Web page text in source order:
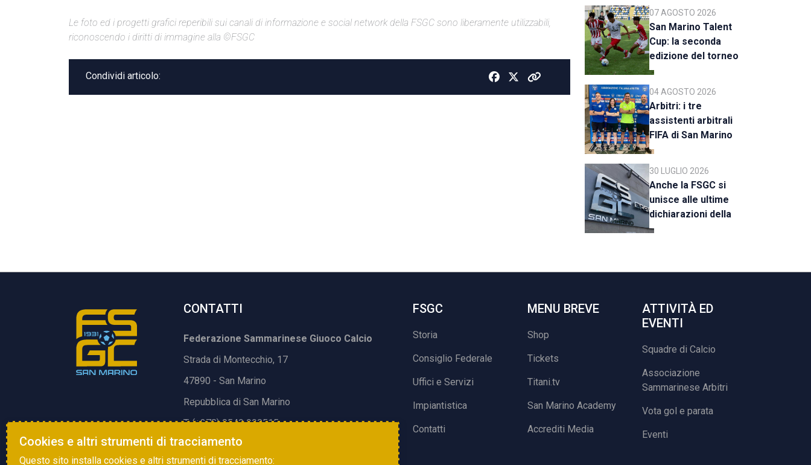
Le foto ed i progetti grafici reperibili sui canali di informazione e social network della FSGC sono liberamente utilizzabili,
riconoscendo i diritti di immagine alla ©FSGC
Condividi articolo:
07 AGOSTO 2026
San Marino Talent
Cup: la seconda
edizione del torneo
al via il 18 agosto
04 AGOSTO 2026
Arbitri: i tre
assistenti arbitrali
FIFA di San Marino
al raduno della CAN
C
30 LUGLIO 2026
Anche la FSGC si
unisce alle ultime
dichiarazioni della
UEFA
CONTATTI
Federazione Sammarinese Giuoco Calcio
Strada di Montecchio, 17
47890 - San Marino
Repubblica di San Marino
T. (+378) 0549 990515
E.info@fsgc.sm
FSGC
Storia
Consiglio Federale
Uffici e Servizi
Impiantistica
Contatti
MENU BREVE
Shop
Tickets
Titani.tv
San Marino Academy
Accrediti Media
ATTIVITÀ ED
EVENTI
Squadre di Calcio
Associazione
Sammarinese Arbitri
Vota gol e parata
Eventi
Cookies e altri strumenti di tracciamento
Questo sito installa cookies e altri strumenti di tracciamento: